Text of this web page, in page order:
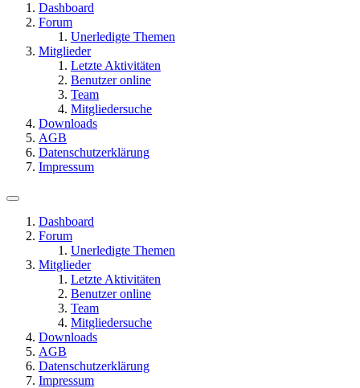
Dashboard
Forum
Unerledigte Themen
Mitglieder
Letzte Aktivitäten
Benutzer online
Team
Mitgliedersuche
Downloads
AGB
Datenschutzerklärung
Impressum
Dashboard
Forum
Unerledigte Themen
Mitglieder
Letzte Aktivitäten
Benutzer online
Team
Mitgliedersuche
Downloads
AGB
Datenschutzerklärung
Impressum